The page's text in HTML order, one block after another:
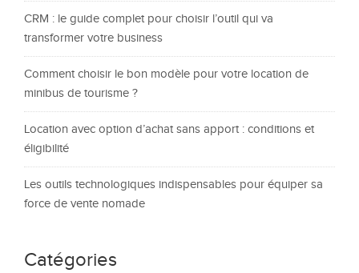
CRM : le guide complet pour choisir l’outil qui va
transformer votre business
Comment choisir le bon modèle pour votre location de
minibus de tourisme ?
Location avec option d’achat sans apport : conditions et
éligibilité
Les outils technologiques indispensables pour équiper sa
force de vente nomade
Catégories